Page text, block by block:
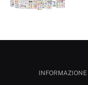
INFORMAZIONE